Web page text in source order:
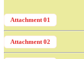
Attachment 01
Attachment 02